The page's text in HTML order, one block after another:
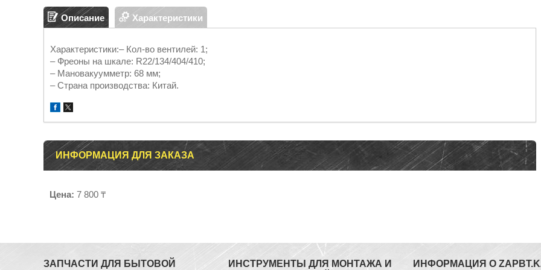
Описание Характеристики
Характеристики:– Кол-во вентилей: 1;
– Фреоны на шкале: R22/134/404/410;
– Мановакуумметр: 68 мм;
– Страна производства: Китай.
ИНФОРМАЦИЯ ДЛЯ ЗАКАЗА
Цена: 7 800 ₸
ЗАПЧАСТИ ДЛЯ БЫТОВОЙ ИНСТРУМЕНТЫ ДЛЯ МОНТАЖА И ИНФОРМАЦИЯ О